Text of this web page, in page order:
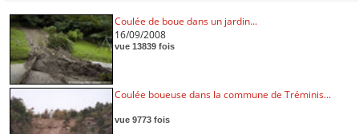
Coulée de boue dans un jardin...
16/09/2008
vue 13839 fois
Coulée boueuse dans la commune de Tréminis...
vue 9773 fois